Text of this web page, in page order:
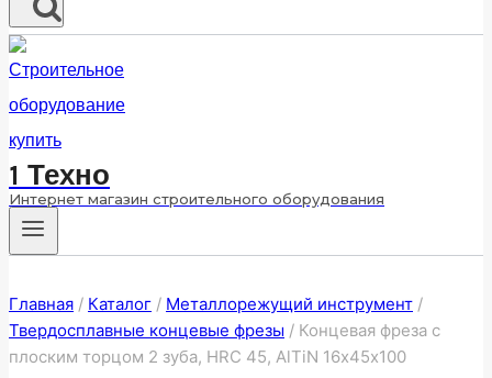
1 Техно
Интернет магазин строительного оборудования
Главная / Каталог / Металлорежущий инструмент /
Твердосплавные концевые фрезы / Концевая фреза с
плоским торцом 2 зуба, HRC 45, AlTiN 16х45х100